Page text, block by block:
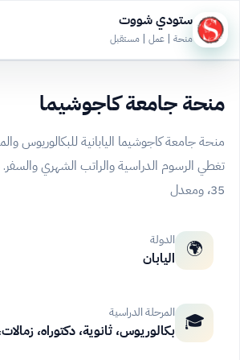
ستودي شووت
منحة | عمل | مستقبل
منحة جامعة كاجوشيما
منحة جامعة كاجوشيما اليابانية للبكالوريوس
تغطي الرسوم الدراسية والراتب الشهري
35، ومعدل
🌍 الدولة
اليابان
🎓 المرحلة الدراسية
بكالوريوس، ثانوية، دكتوراه،